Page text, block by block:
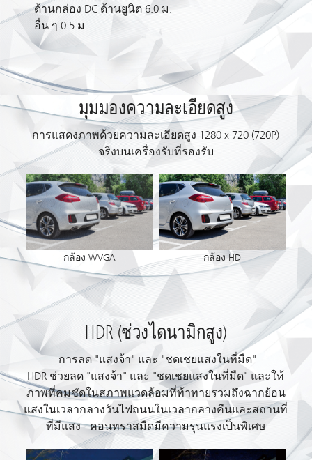
ด้านกล่อง DC ด้านยูนิต 6.0 ม.
อื่น ๆ 0.5 ม
มุมมองความละเอียดสูง
การแสดงภาพด้วยความละเอียดสูง 1280 x 720 (720P)
จริงบนเครื่องรับที่รองรับ
กล้อง WVGA กล้อง HD
HDR (ช่วงไดนามิกสูง)
- การลด "แสงจ้า" และ "ชดเชยแสงในที่มืด"
HDR ช่วยลด "แสงจ้า" และ "ชดเชยแสงในที่มืด" และให้
ภาพที่คมชัดในสภาพแวดล้อมที่ท้าทายรวมถึงฉากย้อน
แสงในเวลากลางวันไฟถนนในเวลากลางคืนและสถานที่
ที่มีแสง - คอนทราสมืดมีความรุนแรงเป็นพิเศษ